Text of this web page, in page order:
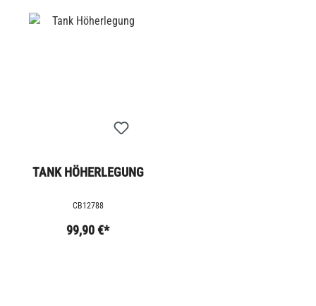
TANK HÖHERLEGUNG
CB12788
99,90 €*